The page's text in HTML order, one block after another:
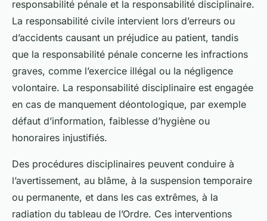
responsabilité pénale et la responsabilité disciplinaire.
La responsabilité civile intervient lors d’erreurs ou
d’accidents causant un préjudice au patient, tandis
que la responsabilité pénale concerne les infractions
graves, comme l’exercice illégal ou la négligence
volontaire. La responsabilité disciplinaire est engagée
en cas de manquement déontologique, par exemple
défaut d’information, faiblesse d’hygiène ou
honoraires injustifiés.
Des procédures disciplinaires peuvent conduire à
l’avertissement, au blâme, à la suspension temporaire
ou permanente, et dans les cas extrêmes, à la
radiation du tableau de l’Ordre. Ces interventions